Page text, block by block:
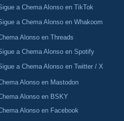
a Chema Alonso en TikTok
a Chema Alonso en Whakoom
Alonso en Threads
a Chema Alonso en Spotify
a Chema Alonso en Twitter / X
Alonso en Mastodon
Alonso en BSKY
Alonso en Facebook